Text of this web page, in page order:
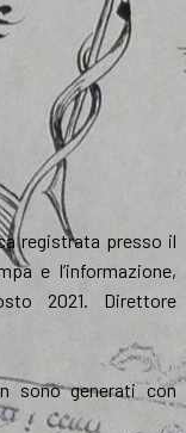
registrata presso il
e l’informazione,
2021. Direttore
sono generati con